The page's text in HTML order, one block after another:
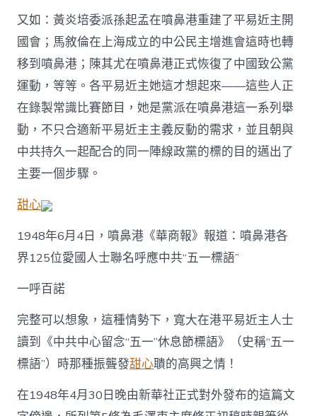
又如：黃炎培委派孫起孟在噴鼻港重建了平易近主開
國會；馬敘倫在上海成立的中公民主增進會這時也轉
移到噴鼻港；陳其尤在噴鼻港正式恢復了中國致公黨
運動，等等。各平易近主她這才想起來——這些人正
在錄製常識比賽節目，她是黨派在噴鼻港這一系列舉
動，不只合適新平易近主主義反動的需求，並且朝與
中共持久一起配合的同一陣線政黨的標的目的邁出了
主要一個步驟。
甜心
1948年6月4日，噴鼻港《華商報》報道：噴鼻港各
界125位愛國人士聯名呼應中共“五一標語”
一呼百諾
完整可以想象，這種情勢下，寬大在港平易近主人士
讀到《中共中心留念“五一”休息節標語》（史稱“五一
標語”）時那種振聾發甜心聵的高興之情！
在1948年4月30日晚由新華社正式對外發布的這篇文